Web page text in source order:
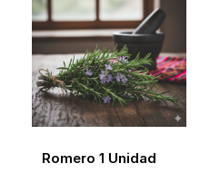
Romero 1 Unidad